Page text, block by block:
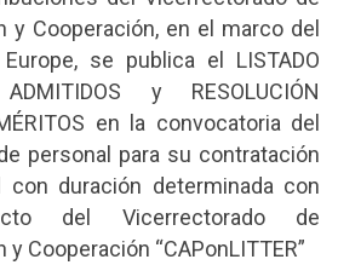
y Cooperación, en el marco del
se publica el LISTADO
y RESOLUCIÓN
en la convocatoria del
personal para su contratación
con duración determinada con
del Vicerrectorado de
Cooperación “CAPonLITTER”